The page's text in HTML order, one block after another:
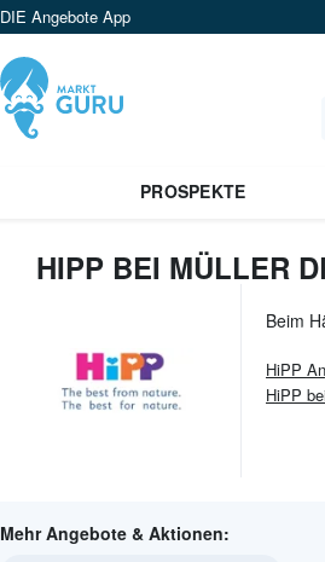
DIE Angebote App
PROSPEKTE
HIPP BEI MÜLLER
Beim
HiPP
HiPP
Mehr Angebote & Aktionen: